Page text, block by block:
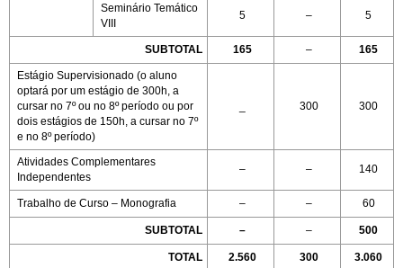
Seminário Temático
VIII
5 – 5
SUBTOTAL 165 – 165
Estágio Supervisionado (o aluno
optará por um estágio de 300h, a
cursar no 7º ou no 8º período ou por
dois estágios de 150h, a cursar no 7º
e no 8º período)
300 300
Atividades Complementares
Independentes
– – 140
Trabalho de Curso – Monografia – – 60
SUBTOTAL – – 500
TOTAL 2.560 300 3.060